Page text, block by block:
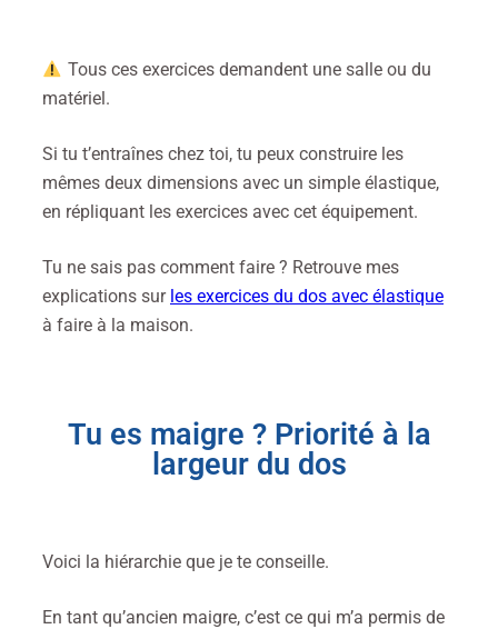
Tous ces exercices demandent une salle ou du
matériel.
Si tu t’entraînes chez toi, tu peux construire les
mêmes deux dimensions avec un simple élastique,
en répliquant les exercices avec cet équipement.
Tu ne sais pas comment faire ? Retrouve mes
explications sur les exercices du dos avec élastique
à faire à la maison.
Tu es maigre ? Priorité à la
largeur du dos
Voici la hiérarchie que je te conseille.
En tant qu’ancien maigre, c’est ce qui m’a permis de